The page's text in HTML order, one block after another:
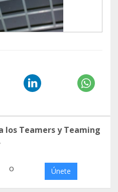
los Teamers y Teaming
o Únete